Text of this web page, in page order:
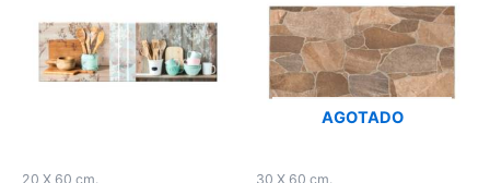
20 X 60 cm.
AGOTADO
30 X 60 cm.